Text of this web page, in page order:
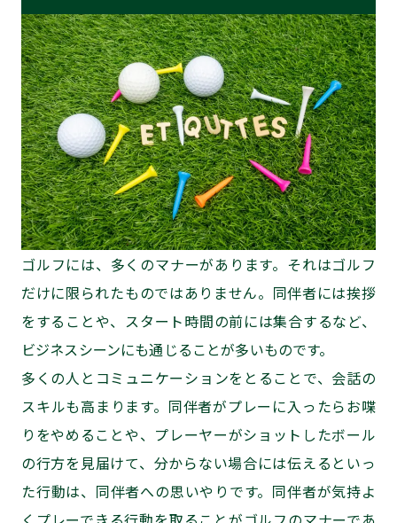
ゴルフには、多くのマナーがあります。それはゴルフ
だけに限られたものではありません。同伴者には挨拶
をすることや、スタート時間の前には集合するなど、
ビジネスシーンにも通じることが多いものです。
多くの人とコミュニケーションをとることで、会話の
スキルも高まります。同伴者がプレーに入ったらお喋
りをやめることや、プレーヤーがショットしたボール
の行方を見届けて、分からない場合には伝えるといっ
た行動は、同伴者への思いやりです。同伴者が気持よ